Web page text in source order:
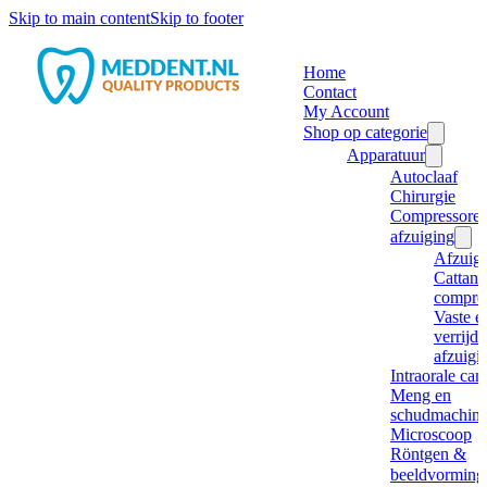
Skip to main contentSkip to footer
Home
Contact
My Account
Shop op categorie
Apparatuur
Autoclaaf
Chirurgie
afzuiging
Cattani
Vaste
Intraorale
Meng en
Microscoop
Röntgen &
beeldvorming